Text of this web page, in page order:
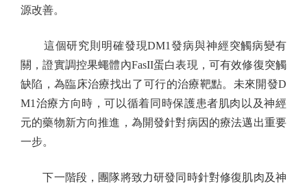
源改善。
這個研究則明確發現DM1發病與神經突觸病變有
關，證實調控果蠅體內FasII蛋白表現，可有效修復突觸
缺陷，為臨床治療找出了可行的治療靶點。未來開發D
M1治療方向時，可以循着同時保護患者肌肉以及神經
元的藥物新方向推進，為開發針對病因的療法邁出重要
一步。
下一階段，團隊將致力研發同時針對修復肌肉及神